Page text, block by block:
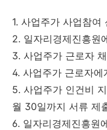
1. 사업주가 사업참여
2. 일자리경제진흥원
3. 사업주가 근로자
4. 사업주가 근로자
5. 사업주가 인건비
월 30일까지 서류 제
6. 일자리경제진흥원